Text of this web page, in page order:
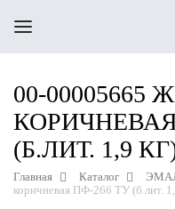
00-00005665
(Б.ЛИТ. 1,9
Главная Каталог
коричневая ПФ-266 ТУ (б.лит.